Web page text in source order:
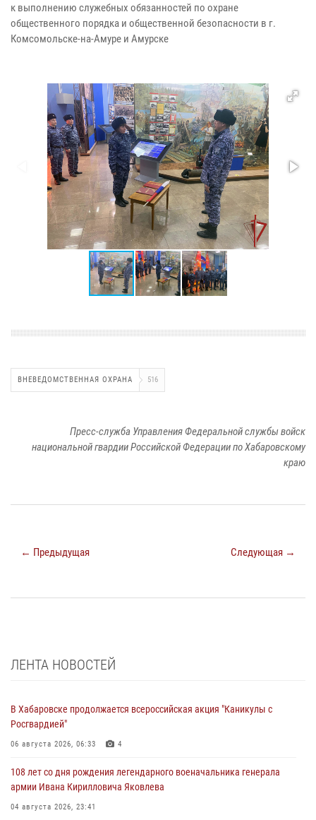
к выполнению служебных обязанностей по охране
общественного порядка и общественной безопасности в г.
Комсомольске-на-Амуре и Амурске
ВНЕВЕДОМСТВЕННАЯ ОХРАНА 516
Пресс-служба Управления Федеральной службы войск
национальной гвардии Российской Федерации по Хабаровскому
краю
← Предыдущая Следующая →
ЛЕНТА НОВОСТЕЙ
В Хабаровске продолжается всероссийская акция "Каникулы с
Росгвардией"
06 августа 2026, 06:33 4
108 лет со дня рождения легендарного военачальника генерала
армии Ивана Кирилловича Яковлева
04 августа 2026, 23:41